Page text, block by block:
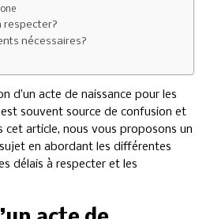
respecter?
nécessaires?
d’un acte de naissance pour les
est souvent source de confusion et
cet article, nous vous proposons un
en abordant les différentes
délais à respecter et les